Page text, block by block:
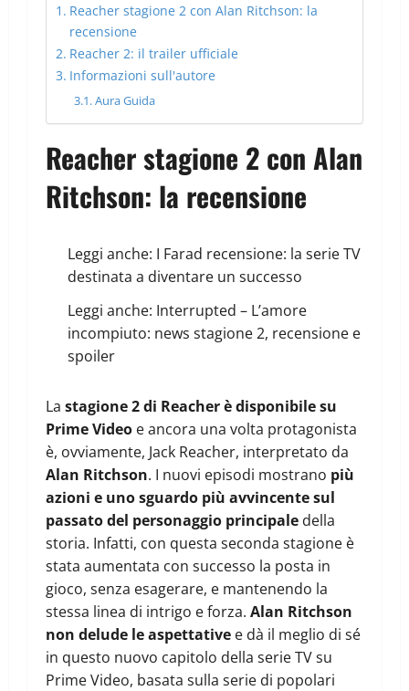
Reacher stagione 2 con Alan Ritchson: la
recensione
Reacher 2: il trailer ufficiale
Informazioni sull'autore
Aura Guida
Reacher stagione 2 con Alan
Ritchson: la recensione
Leggi anche: I Farad recensione: la serie TV
destinata a diventare un successo
Leggi anche: Interrupted – L’amore
incompiuto: news stagione 2, recensione e
spoiler
La stagione 2 di Reacher è disponibile su
Prime Video e ancora una volta protagonista
è, ovviamente, Jack Reacher, interpretato da
Alan Ritchson. I nuovi episodi mostrano più
azioni e uno sguardo più avvincente sul
passato del personaggio principale della
storia. Infatti, con questa seconda stagione è
stata aumentata con successo la posta in
gioco, senza esagerare, e mantenendo la
stessa linea di intrigo e forza. Alan Ritchson
non delude le aspettative e dà il meglio di sé
in questo nuovo capitolo della serie TV su
Prime Video, basata sulla serie di popolari